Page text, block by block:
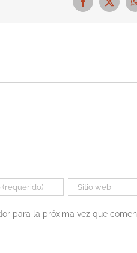
Facebook
X
para la próxima vez que